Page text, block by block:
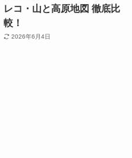
レコ・山と高原地図 徹底比
較！
2026年6月4日